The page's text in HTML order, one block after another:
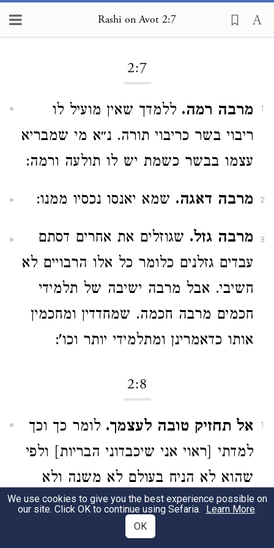
Rashi on Avot 2:7
2:7
1 מרבה רמה. ללמדך שאין מועיל לו
ריבוי בשר כריבוי תורה. נ״א מי שמבריא
עצמו בבשר כשמת יש לו תולעה ורמה:
2 מרבה דאגה. שמא יאנסו נכסיו ממנו:
3 מרבה גזל. שגוזלים את אחרים דסתם
עבדים גזלנים כלומר כל אלו הרבויים לא
חשיבי. אבל מרבה ישיבה של תלמידי
חכמים מרבה חכמה. שמחדדין ומחכמין
אותו כדאמרינן ומתלמידי יותר וכו':
2:8
1 אל תחזיק טובה לעצמך. לומר כך וכך
למדתי [ראוי אני שיכבדוני הבריות] ולפי
שהוא לא הניח בעולם לא משנה ולא
מקרא שלא למד לכך היה אומר כן:
לשם כך יצאת לאויר
We use cookies to give you the best experience possible on
our site. Click OK to continue using Sefaria. Learn More.
OK